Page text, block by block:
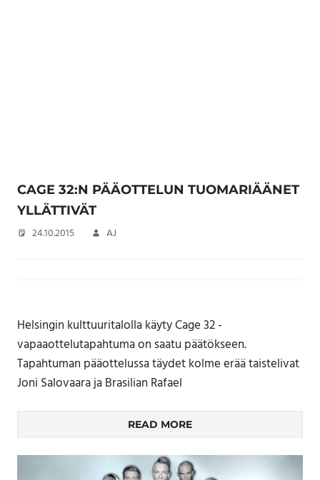
CAGE 32:N PÄÄOTTELUN TUOMARIÄÄNET
YLLÄTTIVÄT
24.10.2015 AJ
Helsingin kulttuuritalolla käyty Cage 32 -
vapaaottelutapahtuma on saatu päätökseen.
Tapahtuman pääottelussa täydet kolme erää taistelivat
Joni Salovaara ja Brasilian Rafael
READ MORE